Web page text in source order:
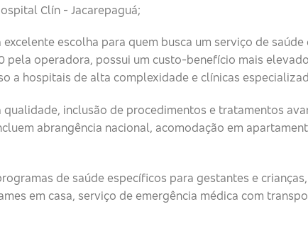
Clín - Jacarepaguá;
excelente escolha para quem busca um serviço de
pela operadora, possui um custo-benefício mais
a hospitais de alta complexidade e clínicas
qualidade, inclusão de procedimentos e tratamentos
abrangência nacional, acomodação em
de saúde específicos para gestantes e
em casa, serviço de emergência médica com